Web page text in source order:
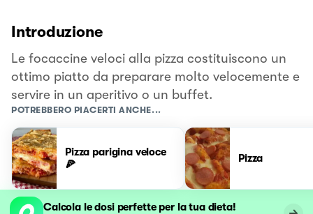
Introduzione
Le focaccine veloci alla pizza costituiscono un
ottimo piatto da preparare molto velocemente e
servire in un aperitivo o un buffet.
POTREBBERO PIACERTI ANCHE...
Pizza parigina veloce
🍕
Pizza
Calcola le dosi perfette per la tua dieta!